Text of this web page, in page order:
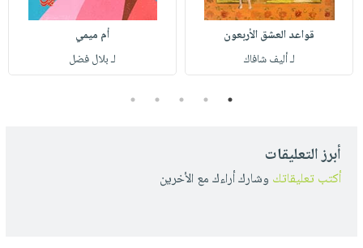
قواعد العشق الأربعون
لـ أليف شافاك
أم ميمي
لـ بلال فضل
1
2
3
4
5
أبرز التعليقات
أكتب تعليقاتك وشارك أراءك مع الأخرين